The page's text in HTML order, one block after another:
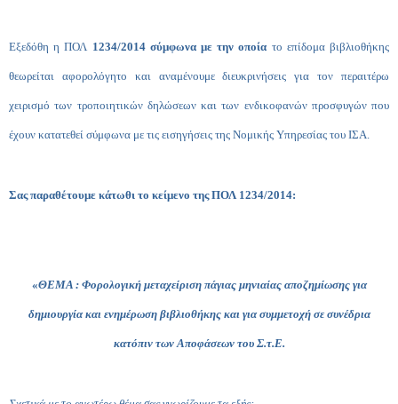
Εξεδόθη η ΠΟΛ 1234/2014 σύμφωνα με την οποία το επίδομα βιβλιοθήκης
θεωρείται αφορολόγητο και αναμένουμε διευκρινήσεις για τον περαιτέρω
χειρισμό των τροποιητικών δηλώσεων και των ενδικοφανών προσφυγών που
έχουν κατατεθεί σύμφωνα με τις εισηγήσεις της Νομικής Υπηρεσίας του ΙΣΑ.
Σας παραθέτουμε κάτωθι το κείμενο της ΠΟΛ 1234/2014:
«ΘΕΜΑ : Φορολογική μεταχείριση πάγιας μηνιαίας αποζημίωσης για
δημιουργία και ενημέρωση βιβλιοθήκης και για συμμετοχή σε συνέδρια
κατόπιν των Αποφάσεων του Σ.τ.Ε.